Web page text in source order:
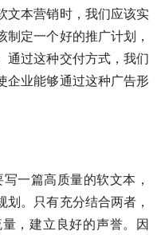
文本营销时，我们应该实
定一个好的推广计划，
通过这种交付方式，我们
企业能够通过这种广告形
。只有充分结合两者，
，建立良好的声誉。因